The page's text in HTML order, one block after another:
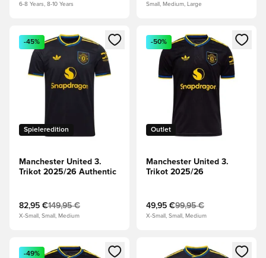
6-8 Years, 8-10 Years Small, Medium, Large
Öffnet ein neues Fenster zum Anmelden oder Registrieren
Spieleredition
-45%
Manchester United 3.
Trikot 2025/26 Authentic
82,95 €149,95 €
X-Small, Small, Medium
Öffnet ein neues Fenster
Outlet
-50%
Manchester United 3.
Trikot 2025/26
49,95 €99,95 €
X-Small, Small, Medium
Öffnet ein neues Fenster zum Anmelden oder Registrieren
-49%
Öffnet ein neues Fenster